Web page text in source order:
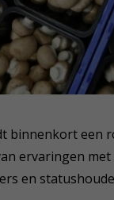
binnenkort een
ervaringen
en